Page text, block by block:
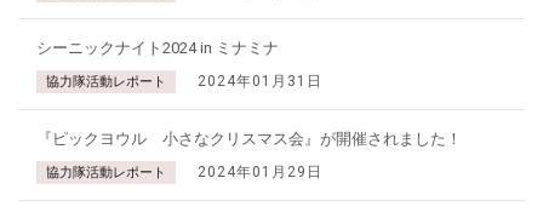
シーニックナイト2024 in ミナミナ
協力隊活動レポート 2024年01月31日
『ピックヨウル 小さなクリスマス会』が開催されました！
協力隊活動レポート 2024年01月29日